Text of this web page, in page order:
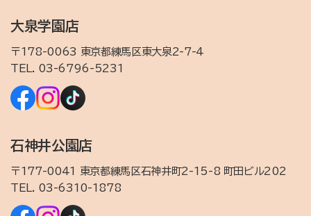
大泉学園店
〒178-0063 東京都練馬区東大泉2-7-4
TEL. 03-6796-5231
石神井公園店
〒177-0041 東京都練馬区石神井町2-15-8 町田ビル202
TEL. 03-6310-1878